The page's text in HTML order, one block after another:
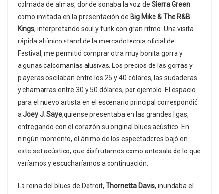
colmada de almas, donde sonaba la voz de Sierra Green
como invitada en la presentación de Big Mike & The R&B
Kings, interpretando soul y funk con gran ritmo. Una visita
rápida al único stand de la mercadotecnia oficial del
Festival, me permitió comprar otra muy bonita gorra y
algunas calcomanías alusivas. Los precios de las gorras y
playeras oscilaban entre los 25 y 40 dólares, las sudaderas
y chamarras entre 30 y 50 dólares, por ejemplo. El espacio
para el nuevo artista en el escenario principal correspondió
a Joey J. Saye,quiense presentaba en las grandes ligas,
entregando con el corazón su original blues acústico. En
ningún momento, el ánimo de los espectadores bajó en
este set acústico, que disfrutamos como antesala de lo que
veríamos y escucharíamos a continuación.
La reina del blues de Detroit, Thornetta Davis, inundaba el